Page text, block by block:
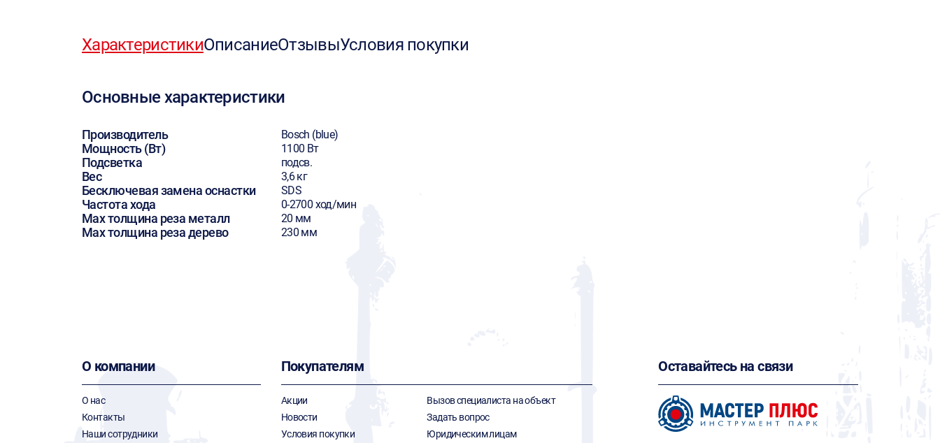
ХарактеристикиОписаниеОтзывыУсловия покупки
Основные характеристики
Производитель Bosch (blue)
Мощность (Вт) 1100 Вт
Подсветка подсв.
Вес 3,6 кг
Бесключевая замена оснастки SDS
Частота хода 0-2700 ход/мин
Max толщина реза металл 20 мм
Max толщина реза дерево 230 мм
О компании
О нас
Контакты
Наши сотрудники
Покупателям
Акции
Новости
Условия покупки
Вызов специалиста на объект
Задать вопрос
Юридическим лицам
Оставайтесь на связи